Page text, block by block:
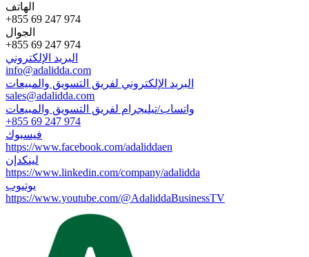
الهاتف
+855 69 247 974
الجوال
+855 69 247 974
البريد الإلكتروني
info@adalidda.com
البريد الإلكتروني لفريق التسويق والمبيعات
sales@adalidda.com
واتساب/تيليجرام لفريق التسويق والمبيعات
+855 69 247 974
فيسبوك
https://www.facebook.com/adaliddaen
لينكدإن
https://www.linkedin.com/company/adalidda
يوتيوب
https://www.youtube.com/@AdaliddaBusinessTV